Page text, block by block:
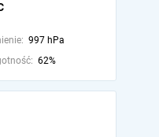
997 hPa
62%